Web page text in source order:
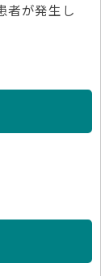
者が発生し